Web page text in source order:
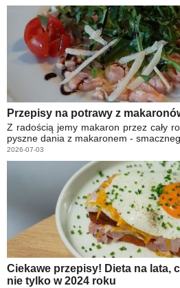
Przepisy na potrawy z
Z radością jemy makaron przez cały
pyszne dania z makaronem -
2026-07-03
Ciekawe przepisy! Dieta na lata,
nie tylko w 2024 roku